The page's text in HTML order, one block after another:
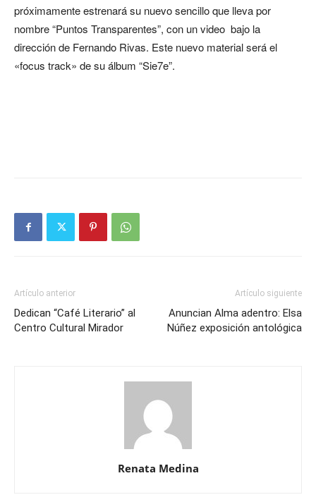
próximamente estrenará su nuevo sencillo que lleva por
nombre “Puntos Transparentes”, con un video bajo la
dirección de Fernando Rivas. Este nuevo material será el
«focus track» de su álbum “Sie7e”.
Artículo anterior
Dedican “Café Literario” al
Centro Cultural Mirador
Artículo siguiente
Anuncian Alma adentro: Elsa
Núñez exposición antológica
Renata Medina